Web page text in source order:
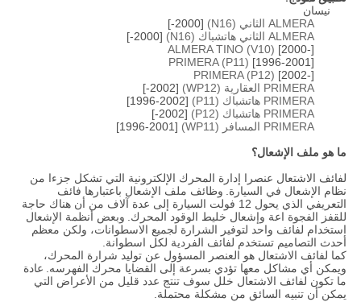
نيسان
ALMERA الثاني (N16)
[2000-]
ALMERA الثاني هاتشباك (N16)
[2000-]
ALMERA TINO (V10) [2000-]
PRIMERA (P11) [1996-2001]
PRIMERA (P12) [2002-]
PRIMERA العقارية (WP12)
[2002-]
PRIMERA هاتشباك (P11)
[1996-2002]
PRIMERA هاتشباك (P12)
[2002-]
PRIMERA المسافر (WP11)
[1996-2001]
ما هو ملف الإشعال؟
لفائف الاشتعال عنصرا إدارة المحرك الإلكترونية التي تشكل جزءا من
نظام الإشعال في السيارة. وظائف ملف الإشعال باعتبارها فائف
التعريفي الذي يحول 12 فولت السيارة إلى عدة آلاف من أن هناك حاجة
للقفز الفجوة اعة وإشعال خليط الوقود المحرك. وبعض أنظمة الإشعال
استخدام لفائف واحد لتوفير الشرارة لجميع الاسطوانات، ولكن معظم
أحدث التصاميم تستخدم لفائف الفردية لكل اسطوانة.
كما لفائف الاشتعال هو العنصر المسؤول عن توليد شرارة المحرك،
ويمكن أي مشاكل معها تؤدي بسرعة إلى القضايا محرك الفهرسه. عادة
ما تكون لفائف الاشتعال خلل سوف تنتج عدد قليل من الأعراض التي
يمكن أن تنبيه السائق من مشكلة محتملة.